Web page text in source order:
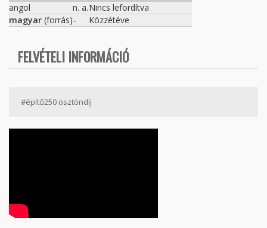
angol
n. a.Nincs lefordítva
magyar (forrás)- Közzétéve
FELVÉTELI INFORMÁCIÓ
#építő250 ösztöndíj